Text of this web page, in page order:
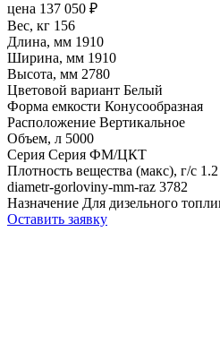
цена 137 050 ₽
Вес, кг 156
Длина, мм 1910
Ширина, мм 1910
Высота, мм 2780
Цветовой вариант Белый
Форма емкости Конусообразная
Расположение Вертикальное
Объем, л 5000
Серия Серия ФМ/ЦКТ
Плотность вещества (макс), г/с 1.2
diametr-gorloviny-mm-raz 3782
Назначение Для дизельного
Оставить заявку